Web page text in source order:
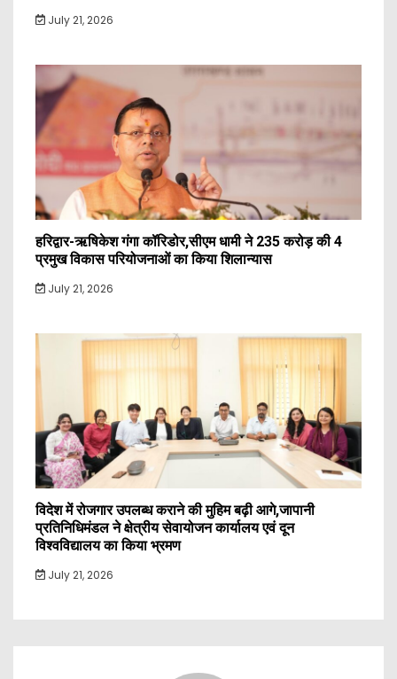
July 21, 2026
हरिद्वार-ऋषिकेश गंगा कॉरिडोर,सीएम धामी ने 235 करोड़ की 4
प्रमुख विकास परियोजनाओं का किया शिलान्यास
July 21, 2026
विदेश में रोजगार उपलब्ध कराने की मुहिम बढ़ी आगे,जापानी
प्रतिनिधिमंडल ने क्षेत्रीय सेवायोजन कार्यालय एवं दून
विश्वविद्यालय का किया भ्रमण
July 21, 2026